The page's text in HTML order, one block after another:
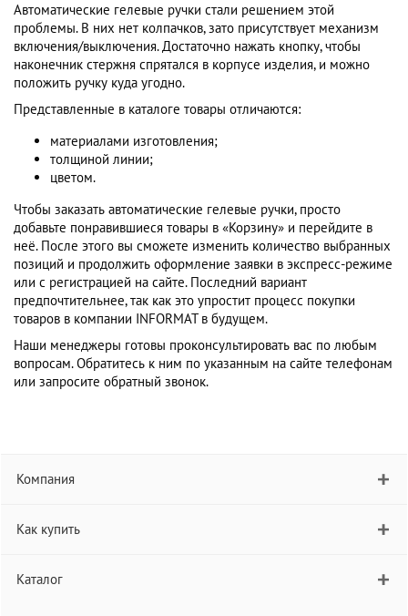
Автоматические гелевые ручки стали решением этой
проблемы. В них нет колпачков, зато присутствует механизм
включения/выключения. Достаточно нажать кнопку, чтобы
наконечник стержня спрятался в корпусе изделия, и можно
положить ручку куда угодно.
Представленные в каталоге товары отличаются:
материалами изготовления;
толщиной линии;
цветом.
Чтобы заказать автоматические гелевые ручки, просто
добавьте понравившиеся товары в «Корзину» и перейдите в
неё. После этого вы сможете изменить количество выбранных
позиций и продолжить оформление заявки в экспресс-режиме
или с регистрацией на сайте. Последний вариант
предпочтительнее, так как это упростит процесс покупки
товаров в компании INFORMAT в будущем.
Наши менеджеры готовы проконсультировать вас по любым
вопросам. Обратитесь к ним по указанным на сайте телефонам
или запросите обратный звонок.
Компания
Как купить
Каталог